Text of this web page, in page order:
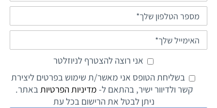
אני רוצה להצטרף לניוזלטר
בשליחת הטופס אני מאשר/ת שימוש בפרטים ליצירת
קשר ולדיוור ישיר, בהתאם ל- מדיניות הפרטיותבאתר.
ניתן לבטל את הרישום בכל עת